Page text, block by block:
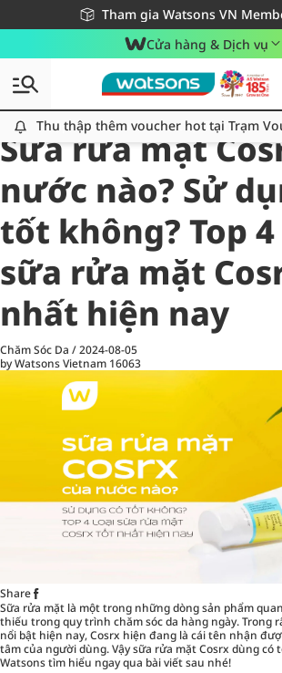
Tham gia Watsons VN
Miễn phí giao hàng cho đơn hàng
Giao hàng nhanh 24h - Áp dụng khu
Cửa hàng & Dịch vụ
Thu thập thêm voucher hot tại Trạm Voucher
Thu thập thêm voucher hot tại Trạm
All
Chăm Sóc Cá Nhân
Sữa rửa mặt
nước nào? Sử
tốt không? Top
sữa rửa mặt
nhất hiện nay
Chăm Sóc Da /2024-08-05
by Watsons Vietnam 16063
Share
Sữa rửa mặt là một trong những dòng sản phẩm
thiếu trong quy trình chăm sóc da hàng ngày. Trong
nổi bật hiện nay, Cosrx hiện đang là cái tên nhận
tâm của người dùng. Vậy sữa rửa mặt Cosrx dùng có
Watsons tìm hiểu ngay qua bài viết sau nhé!